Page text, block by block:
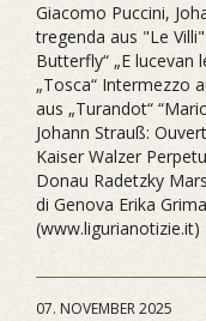
Giacomo Puccini,
tregenda aus "Le
Butterfly“ „E lucevan
„Tosca“ Intermezzo
aus „Turandot“
Johann Strauß:
Kaiser Walzer
Donau Radetzky
di Genova Erika
(www.ligurianotizie.it)
07. NOVEMBER 2025